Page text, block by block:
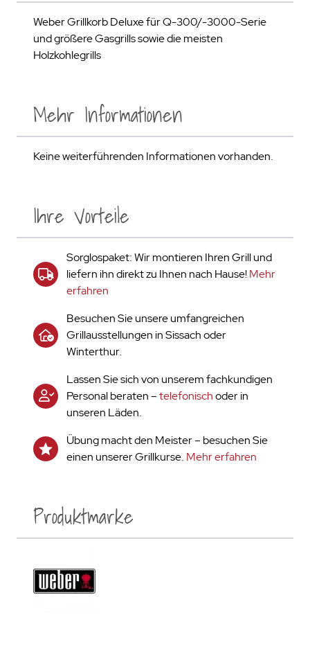
Weber Grillkorb Deluxe für Q-300/-3000-Serie
und größere Gasgrills sowie die meisten
Holzkohlegrills
Ihre Vorteile
Sorglospaket: Wir montieren Ihren Grill und
liefern ihn direkt zu Ihnen nach Hause!Mehr
erfahren
Besuchen Sie unsere umfangreichen
Grillausstellungen in Sissach oder
Winterthur.
Lassen Sie sich von unserem fachkundigen
Personal beraten –telefonischoder in
unseren Läden.
Übung macht den Meister – besuchen Sie
einen unserer Grillkurse. Mehr erfahren
Mehr Informationen
Keine weiterführenden Informationen vorhanden.
Produktmarke